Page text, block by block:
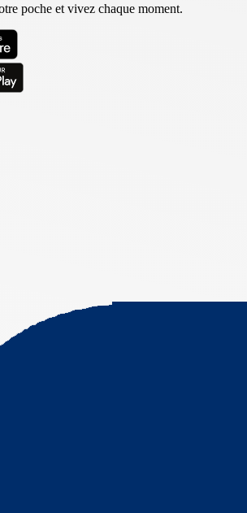
poche et vivez chaque moment.